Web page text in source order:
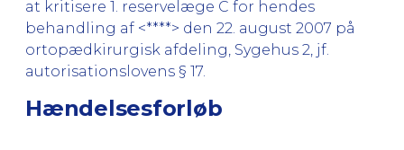
at kritisere 1. reservelæge C for hendes
behandling af <****> den 22. august 2007 på
ortopædkirurgisk afdeling, Sygehus 2, jf.
autorisationslovens § 17.
Hændelsesforløb